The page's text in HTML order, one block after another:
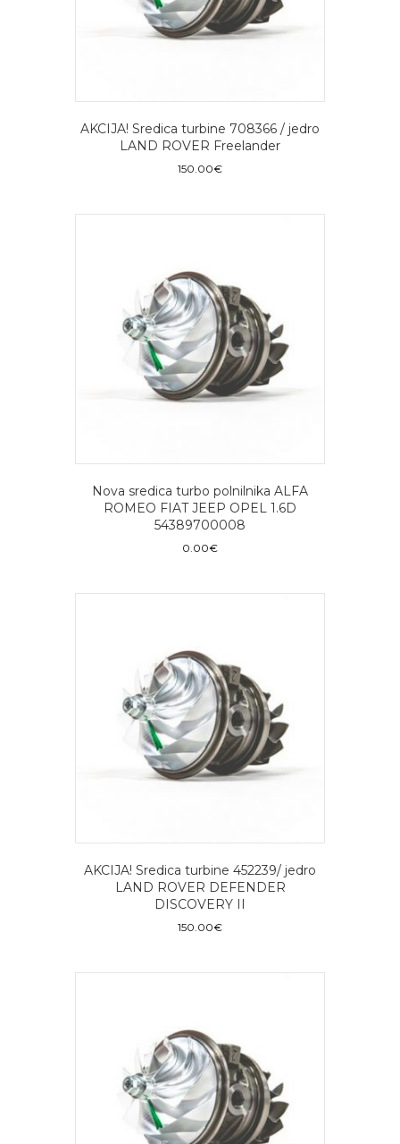
AKCIJA! Sredica turbine 708366 / jedro
LAND ROVER Freelander
150.00€
Nova sredica turbo polnilnika ALFA
ROMEO FIAT JEEP OPEL 1.6D
54389700008
0.00€
AKCIJA! Sredica turbine 452239/ jedro
LAND ROVER DEFENDER
DISCOVERY II
150.00€